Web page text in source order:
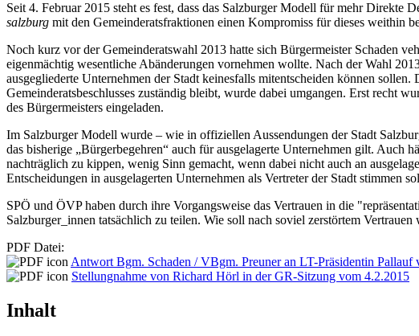
Seit 4. Februar 2015 steht es fest, dass das Salzburger Modell für mehr Direkte
salzburg mit den Gemeinderatsfraktionen einen Kompromiss für dieses weithin
Noch kurz vor der Gemeinderatswahl 2013 hatte sich Bürgermeister Schaden
eigenmächtig wesentliche Abänderungen vornehmen wollte. Nach der Wahl
ausgegliederte Unternehmen der Stadt keinesfalls mitentscheiden können
Gemeinderatsbeschlusses zuständig bleibt, wurde dabei umgangen. Erst recht
des Bürgermeisters eingeladen.
Im Salzburger Modell wurde – wie in offiziellen Aussendungen der Stadt
das bisherige „Bürgerbegehren“ auch für ausgelagerte Unternehmen gilt. Auch
nachträglich zu kippen, wenig Sinn gemacht, wenn dabei nicht auch an
Entscheidungen in ausgelagerten Unternehmen als Vertreter der Stadt stimmen
SPÖ und ÖVP haben durch ihre Vorgangsweise das Vertrauen in die
Salzburger_innen tatsächlich zu teilen. Wie soll nach soviel zerstörtem
PDF Datei:
Antwort Bgm. Schaden / VBgm. Preuner an LT-Präsidentin Pallauf
Stellungnahme von Richard Hörl in der GR-Sitzung vom 4.2.2015
Inhalt